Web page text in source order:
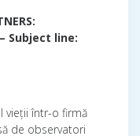
– Subject line:
vieții într-o firmă
de observatori